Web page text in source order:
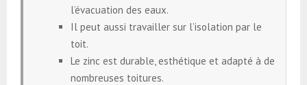
l’évacuation des eaux.
Il peut aussi travailler sur l’isolation par le
toit.
Le zinc est durable, esthétique et adapté à de
nombreuses toitures.